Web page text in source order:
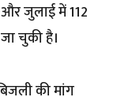
जुलाई में 112
चुकी है।
की मांग